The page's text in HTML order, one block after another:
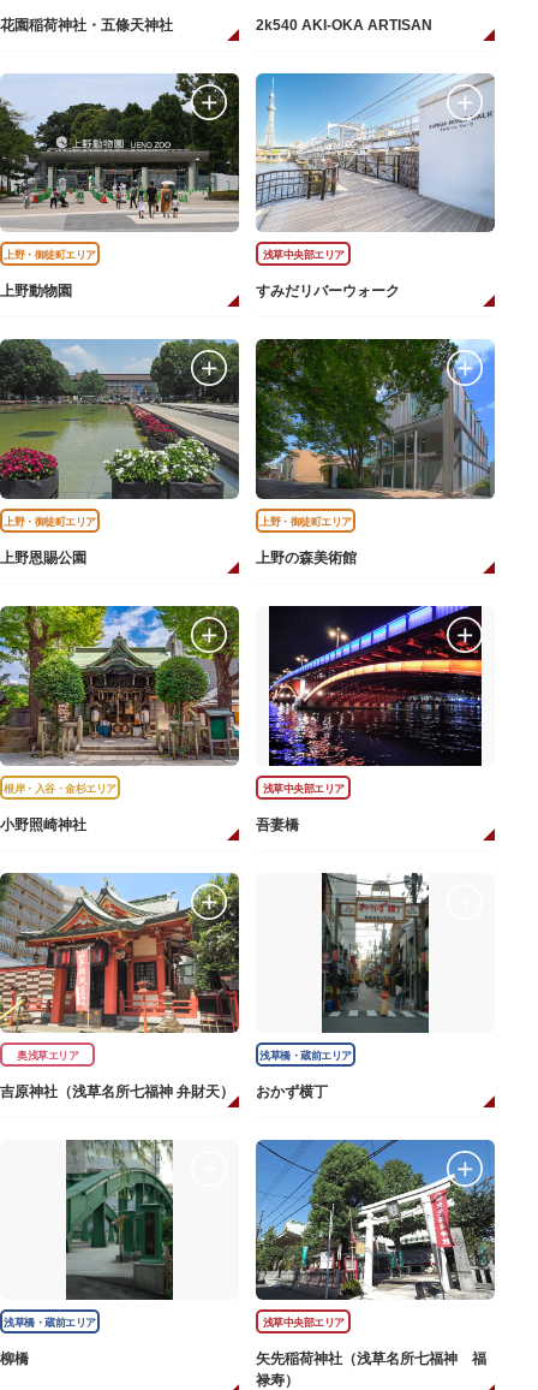
花園稲荷神社・五條天神社 2k540 AKI-OKA ARTISAN
上野・御徒町エリア
上野動物園
浅草中央部エリア
すみだリバーウォーク
上野・御徒町エリア
上野恩賜公園
上野・御徒町エリア
上野の森美術館
根岸・入谷・金杉エリア
小野照崎神社
浅草中央部エリア
吾妻橋
奥浅草エリア
吉原神社（浅草名所七福神 弁財天）
浅草橋・蔵前エリア
おかず横丁
浅草橋・蔵前エリア
柳橋
浅草中央部エリア
矢先稲荷神社（浅草名所七福神 福
禄寿）